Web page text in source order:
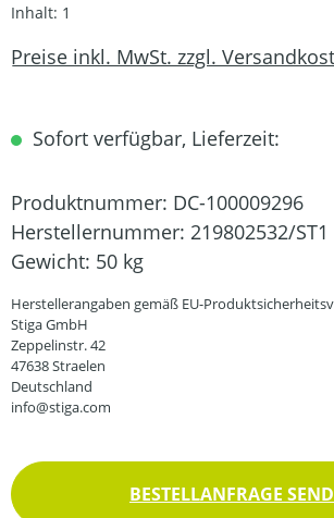
Inhalt: 1
Preise inkl. MwSt. zzgl.
Sofort verfügbar, Lieferzeit:
Produktnummer: DC-100009296
Herstellernummer: 219802532/ST1
Gewicht: 50 kg
Herstellerangaben gemäß EU-
Stiga GmbH
Zeppelinstr. 42
47638 Straelen
Deutschland
info@stiga.com
BESTELLANFRAGE